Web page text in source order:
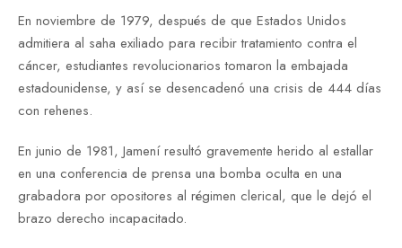
En noviembre de 1979, después de que Estados Unidos
admitiera al saha exiliado para recibir tratamiento contra el
cáncer, estudiantes revolucionarios tomaron la embajada
estadounidense, y así se desencadenó una crisis de 444 días
con rehenes.
En junio de 1981, Jamení resultó gravemente herido al estallar
en una conferencia de prensa una bomba oculta en una
grabadora por opositores al régimen clerical, que le dejó el
brazo derecho incapacitado.